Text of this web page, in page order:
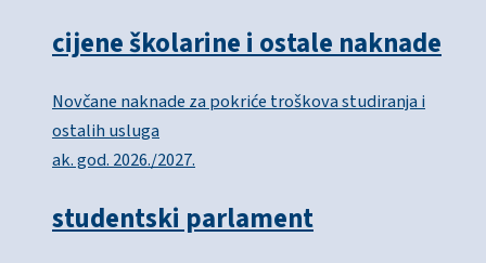
cijene školarine i ostale naknade
Novčane naknade za pokriće troškova studiranja i
ostalih usluga
ak. god. 2026./2027.
studentski parlament